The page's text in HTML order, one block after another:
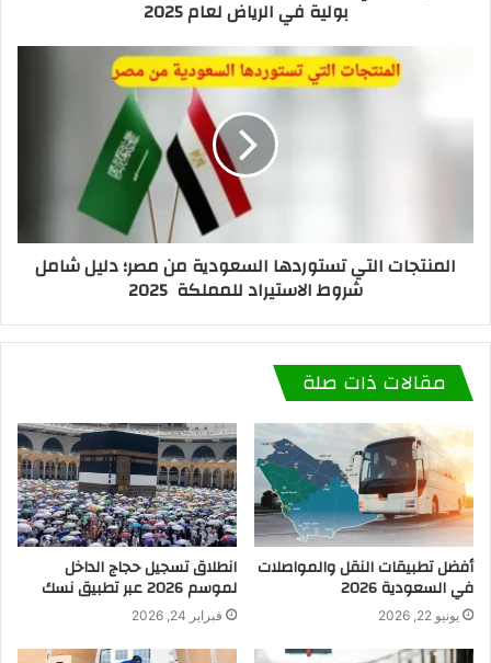
بولية في الرياض لعام 2025
المنتجات التي تستوردها السعودية من مصر؛ دليل شامل
شروط الاستيراد للمملكة 2025
مقالات ذات صلة
أفضل تطبيقات النقل والمواصلات
في السعودية 2026
يونيو 22, 2026
انطلاق تسجيل حجاج الداخل
لموسم 2026 عبر تطبيق نسك
فبراير 24, 2026